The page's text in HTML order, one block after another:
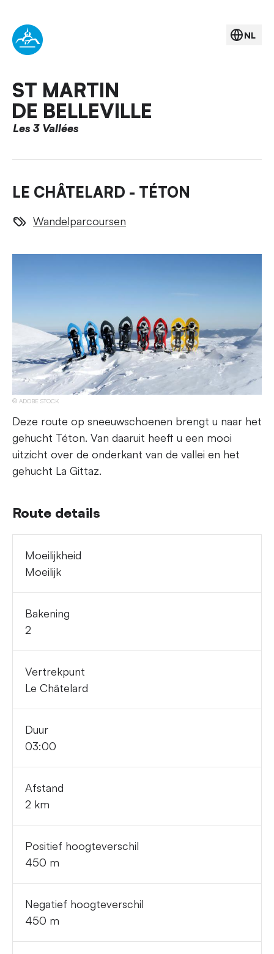
ST MARTIN
DE BELLEVILLE
Les 3 Vallées
NL
LE CHÂTELARD - TÉTON
Wandelparcoursen
ADOBE STOCK
Deze route op sneeuwschoenen brengt u naar het
gehucht Téton. Van daaruit heeft u een mooi
uitzicht over de onderkant van de vallei en het
gehucht La Gittaz.
Route details
Moeilijkheid
Moeilijk
Bakening
2
Vertrekpunt
Le Châtelard
Duur
03:00
Afstand
2 km
Positief hoogteverschil
450 m
Negatief hoogteverschil
450 m